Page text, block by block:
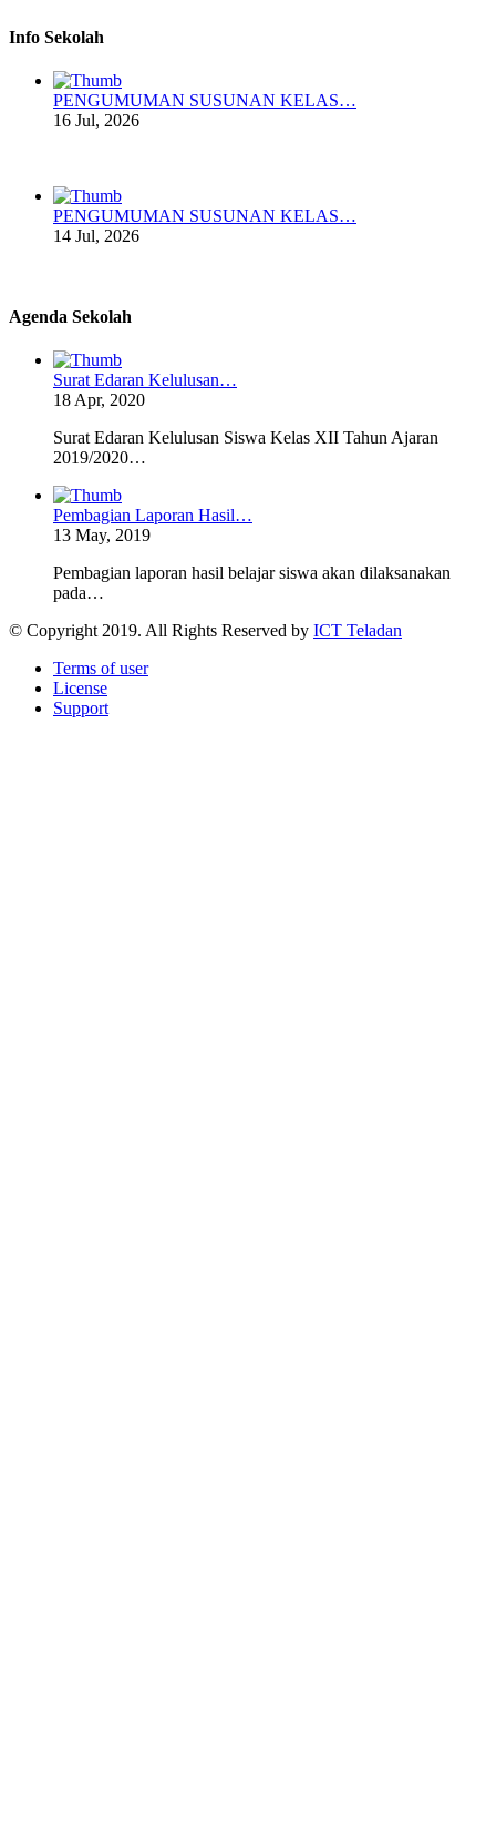
Info Sekolah
PENGUMUMAN SUSUNAN KELAS…
16 Jul, 2026
PENGUMUMAN SUSUNAN KELAS…
14 Jul, 2026
Agenda Sekolah
Surat Edaran Kelulusan…
18 Apr, 2020
Surat Edaran Kelulusan Siswa Kelas XII Tahun Ajaran
2019/2020…
Pembagian Laporan Hasil…
13 May, 2019
Pembagian laporan hasil belajar siswa akan dilaksanakan
pada…
© Copyright 2019. All Rights Reserved by ICT Teladan
Terms of user
License
Support